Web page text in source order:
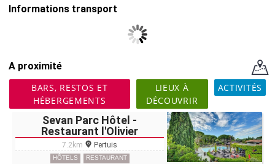
Informations transport
A proximité
BARS, RESTOS ET
HÉBERGEMENTS
LIEUX À
DÉCOUVRIR
ACTIVITÉS
Sevan Parc Hôtel -
Restaurant l'Olivier
7.2km Pertuis
HÔTELS RESTAURANT